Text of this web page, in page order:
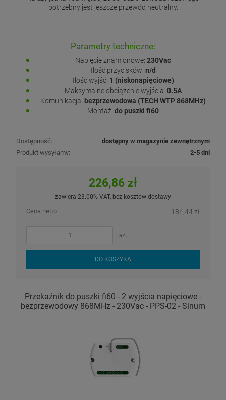
potrzebny jest jeszcze przewód neutralny.
Parametry techniczne:
Napięcie znamionowe: 230Vac
Ilość przycisków: n/d
Ilość wyjść: 1 (niskonapięciowe)
Maksymalne obciążenie wyjścia: 0.5A
Komunikacja: bezprzewodowa (TECH WTP 868MHz)
Montaż: do puszki fi60
Dostępność:
dostępny w magazynie zewnętrznym
Produkt wysyłamy:
2-5 dni
226,86 zł
zawiera 23.00% VAT, bez kosztów dostawy
Cena netto: 184,44 zł
szt.
DO KOSZYKA
Przekaźnik do puszki fi60 - 2 wyjścia napięciowe -
bezprzewodowy 868MHz - 230Vac - PPS-02 - Sinum